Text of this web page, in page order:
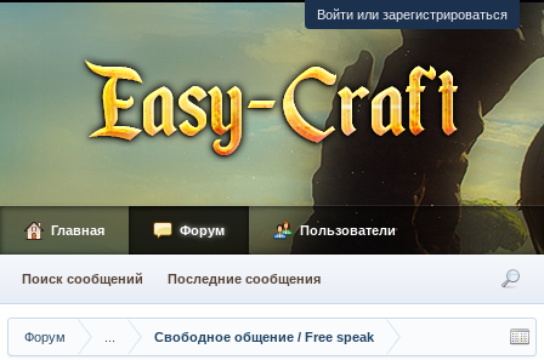
Войти или зарегистрироваться
Форум Свободное общение / Free speak
Главная Форум
Поиск сообщений Последние сообщения
Пользователи